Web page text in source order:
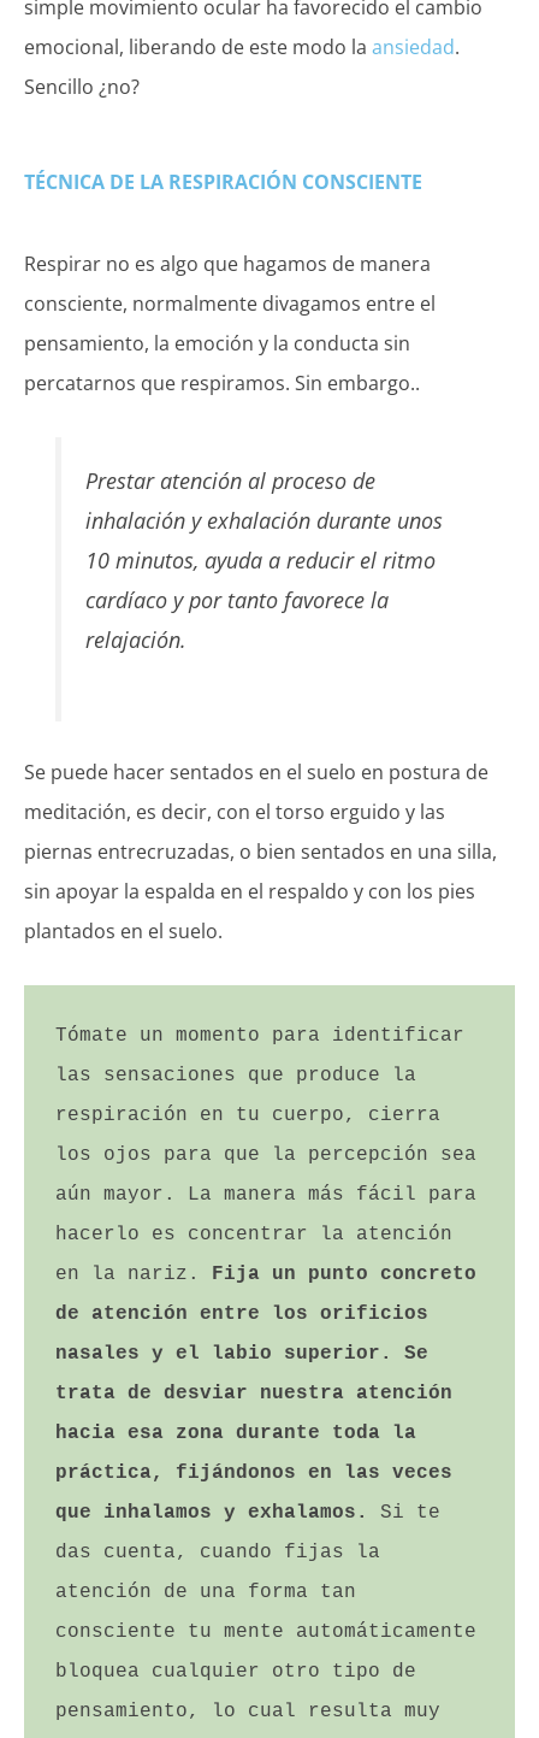
simple movimiento ocular ha favorecido el cambio
emocional, liberando de este modo la ansiedad.
Sencillo ¿no?
TÉCNICA DE LA RESPIRACIÓN CONSCIENTE
Respirar no es algo que hagamos de manera
consciente, normalmente divagamos entre el
pensamiento, la emoción y la conducta sin
percatarnos que respiramos. Sin embargo..
Prestar atención al proceso de
inhalación y exhalación durante unos
10 minutos, ayuda a reducir el ritmo
cardíaco y por tanto favorece la
relajación.
Se puede hacer sentados en el suelo en postura de
meditación, es decir, con el torso erguido y las
piernas entrecruzadas, o bien sentados en una silla,
sin apoyar la espalda en el respaldo y con los pies
plantados en el suelo.
Tómate un momento para identificar
las sensaciones que produce la
respiración en tu cuerpo, cierra
los ojos para que la percepción sea
aún mayor. La manera más fácil para
hacerlo es concentrar la atención
en la nariz. Fija un punto concreto
de atención entre los orificios
nasales y el labio superior. Se
trata de desviar nuestra atención
hacia esa zona durante toda la
práctica, fijándonos en las veces
que inhalamos y exhalamos.
Si te
das cuenta, cuando fijas la
atención de una forma tan
consciente tu mente automáticamente
bloquea cualquier otro tipo de
pensamiento, lo cual resulta muy